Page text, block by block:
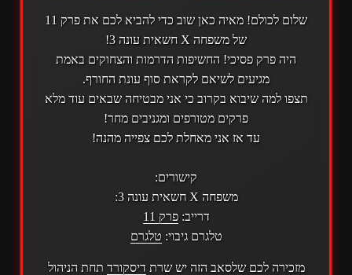
שלום לכולם! מאיה כאן שוב כדי להביא לכם את פרק 11
של משפחה X חשאית עונה 3!
היה פרק פסיכי! החשיפות הדרמות והצחוקים באמת
מגיעים לשיאם לקראת סוף עונת החורף.
תצפו למה שיבוא בקרוב כי אני מבטיחה שבאים עוד מלא
פרקים מטורפים ומגניבים מחר!
עד אז אני מאחלת לכם צפייה מהנה!
קישורים:
משפחה X חשאית עונה 3:
דרייב:פרק 11
טלגרם גיבוי: טלגרם
מזכירה לכם שלסאב הזה יש שרת דיסקורדתחת הניהול